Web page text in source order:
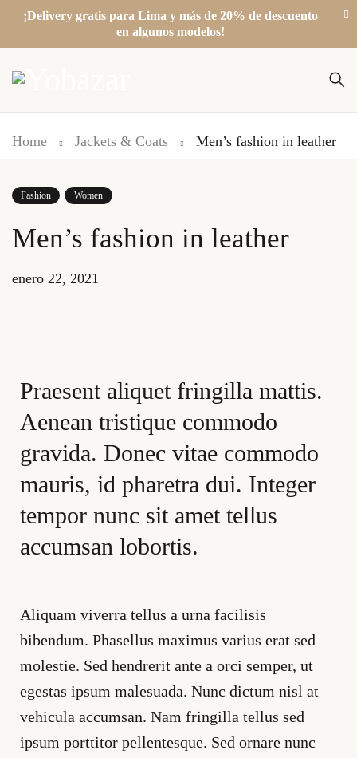
¡Delivery gratis para Lima y más de 20% de descuento
en algunos modelos!
Home Jackets & Coats Men’s fashion in leather
Fashion Women
Men’s fashion in leather
enero 22, 2021
Praesent aliquet fringilla mattis.
Aenean tristique commodo
gravida. Donec vitae commodo
mauris, id pharetra dui. Integer
tempor nunc sit amet tellus
accumsan lobortis.
Aliquam viverra tellus a urna facilisis
bibendum. Phasellus maximus varius erat sed
molestie. Sed hendrerit ante a orci semper, ut
egestas ipsum malesuada. Nunc dictum nisl at
vehicula accumsan. Nam fringilla tellus sed
ipsum porttitor pellentesque. Sed ornare nunc